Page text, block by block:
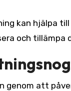
kan hjälpa
och tillämpa
att